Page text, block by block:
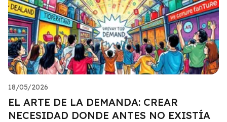
18/05/2026
EL ARTE DE LA DEMANDA: CREAR
NECESIDAD DONDE ANTES NO EXISTÍA